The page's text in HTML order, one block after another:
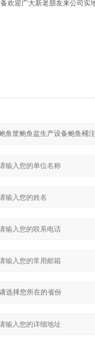
欢迎广大新老朋友来公司实